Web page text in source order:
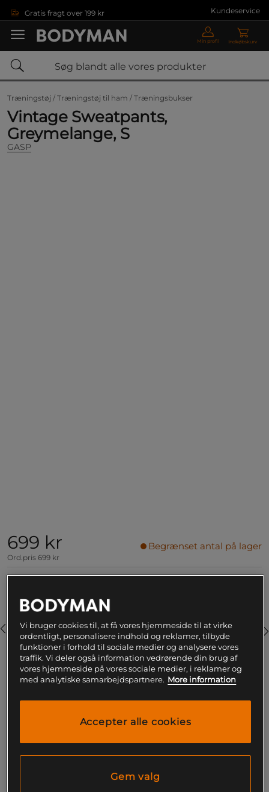
Gratis fragt over 199 kr Kundeservice
Min profil Indkøbskurv
Træningstøj / Træningstøj til ham / Træningsbukser
Vintage Sweatpants,
Greymelange, S
GASP
699 kr
Ord.pris 699 kr
Begrænset antal på lager
retur
Vi bruger cookies til, at få vores hjemmeside til at virke
ordentligt, personalisere indhold og reklamer, tilbyde
funktioner i forhold til sociale medier og analysere vores
traffik. Vi deler også information vedrørende din brug af
vores hjemmeside på vores sociale medier, i reklamer og
med analytiske samarbejdspartnere. More information
Accepter alle cookies
Gem valg